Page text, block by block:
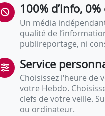
100% d’info,
Un média
qualité de
publireportage, ni
Service
Choisissez l‘heure
votre Hebdo.
clefs de votre veille.
ou ordinateur.